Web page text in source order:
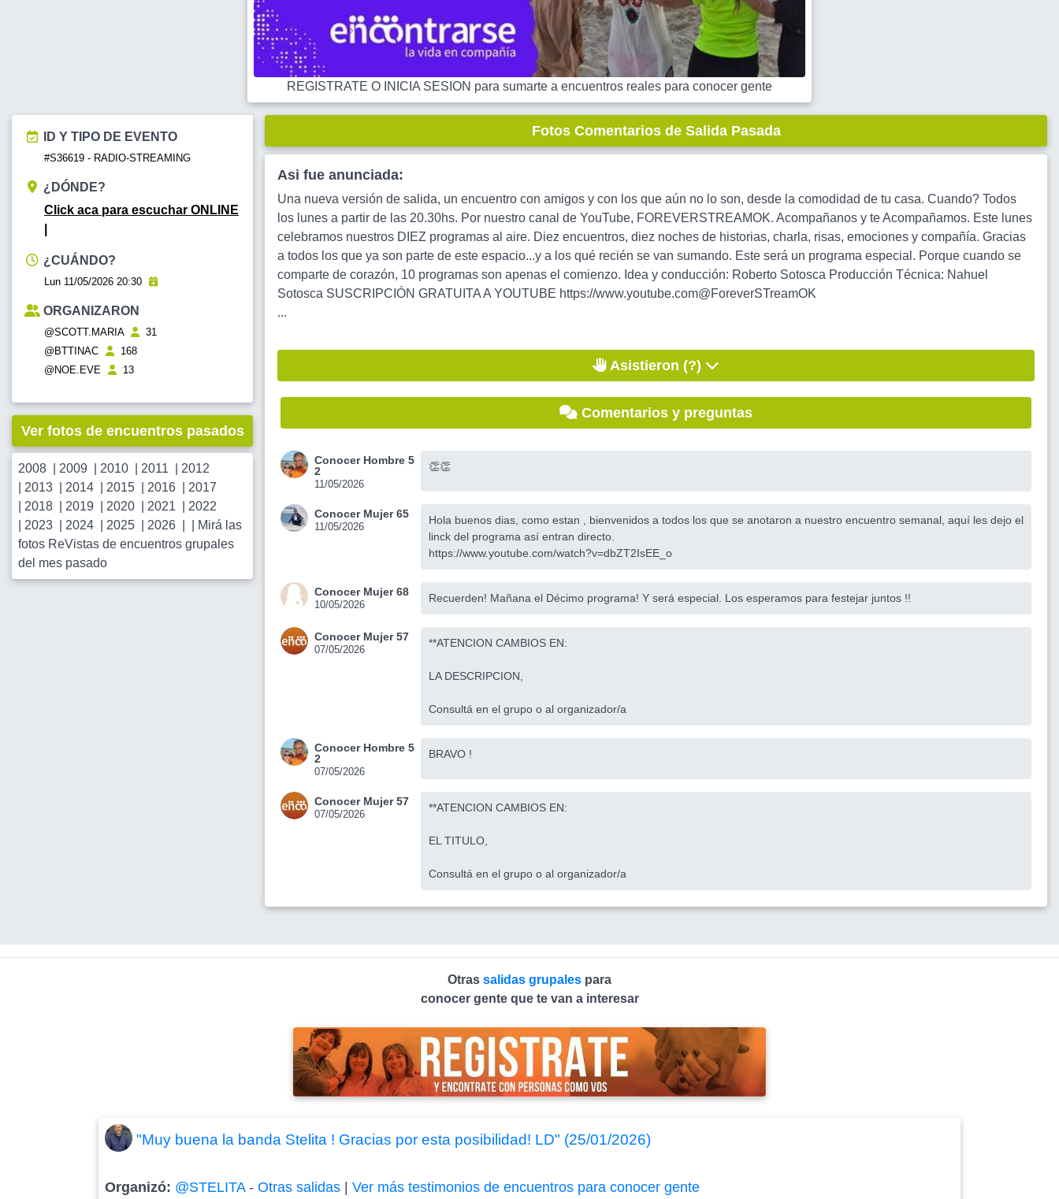
REGISTRATE O INICIA SESION para sumarte a encuentros reales para conocer gente
ID Y TIPO DE EVENTO
#S36619 - RADIO-STREAMING
¿DÓNDE?
Click aca para escuchar ONLINE
¿CUÁNDO?
Lun 11/05/2026 20:30
ORGANIZARON
@SCOTT.MARIA
31
@BTTINAC
168
@NOE.EVE
13
Ver fotos de encuentros pasados
2008 2009 2010 2011
2012
2013 2014 2015 2016
2017
2018 2019 2020 2021
2022
2023 2024 2025 2026
Mirá las
fotos ReVistas de encuentros grupales
del mes pasado
Fotos Comentarios de Salida Pasada
Asi fue anunciada:
Una nueva versión de salida, un encuentro con amigos y con los que aún no lo son, desde la comodidad de tu casa. Cuando? Todos
los lunes a partir de las 20.30hs. Por nuestro canal de YouTube, FOREVERSTREAMOK. Acompañanos y te Acompañamos. Este lunes
celebramos nuestros DIEZ programas al aire. Diez encuentros, diez noches de historias, charla, risas, emociones y compañía. Gracias
a todos los que ya son parte de este espacio...y a los qué recién se van sumando. Este será un programa especial. Porque cuando se
comparte de corazón, 10 programas son apenas el comienzo. Idea y conducción: Roberto Sotosca Producción Técnica: Nahuel
Sotosca SUSCRIPCIÓN GRATUITA A YOUTUBE https://www.youtube.com@ForeverSTreamOK
...
Asistieron (?)
Comentarios y preguntas
Conocer Hombre 5
2
11/05/2026
👏👏
Conocer Mujer 65
11/05/2026
Hola buenos dias, como estan , bienvenidos a todos los que se anotaron a nuestro encuentro semanal, aquí les dejo el
linck del programa así entran directo.
https://www.youtube.com/watch?v=dbZT2IsEE_o
Conocer Mujer 68
10/05/2026
Recuerden! Mañana el Décimo programa! Y será especial. Los esperamos para festejar juntos !!
Conocer Mujer 57
07/05/2026
**ATENCION CAMBIOS EN:
LA DESCRIPCION,
Consultá en el grupo o al organizador/a
Conocer Hombre 5
2
07/05/2026
BRAVO !
Conocer Mujer 57
07/05/2026
**ATENCION CAMBIOS EN:
EL TITULO,
Consultá en el grupo o al organizador/a
Otras salidas grupales para
conocer gente que te van a interesar
"Muy buena la banda Stelita ! Gracias por esta posibilidad! LD" (25/01/2026)
Organizó: @STELITA-Otras salidas |Ver más testimonios de encuentros para conocer gente